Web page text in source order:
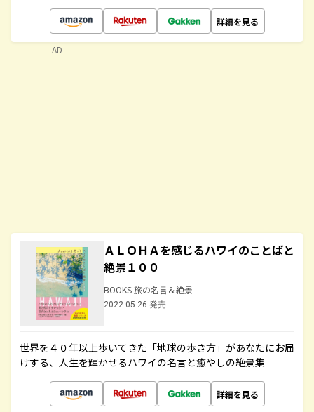
詳細を見る
ＡＬＯＨＡを感じるハワイのことばと
絶景１００
BOOKS 旅の名言＆絶景
2022.05.26 発売
世界を４０年以上歩いてきた「地球の歩き方」があなたにお届
けする、人生を輝かせるハワイの名言と癒やしの絶景集
詳細を見る
AD